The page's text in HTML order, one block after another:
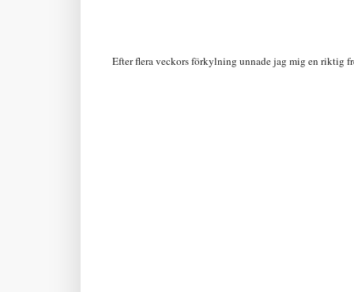
Efter flera veckors förkylning unnade jag mig en riktig